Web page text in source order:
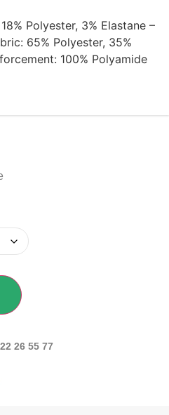
Polyester, 3% Elastane –
65% Polyester, 35%
100% Polyamide
26 55 77